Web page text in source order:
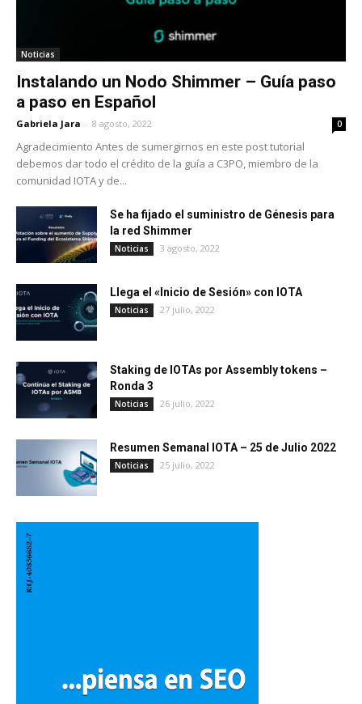
Noticias
Instalando un Nodo Shimmer – Guía paso
a paso en Español
Gabriela Jara - 8 agosto, 2022 0
Agradecimiento Antes de sumergirnos en este post tutorial
debemos dar todo el crédito de la guía a C3PO, miembro de la
comunidad IOTA y de...
Se ha fijado el suministro de Génesis para
la red Shimmer
Noticias 3 agosto, 2022
Llega el «Inicio de Sesión» con IOTA
Noticias 27 julio, 2022
Staking de IOTAs por Assembly tokens –
Ronda 3
Noticias 26 julio, 2022
Resumen Semanal IOTA – 25 de Julio 2022
Noticias 25 julio, 2022